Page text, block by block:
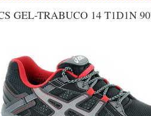
GEL-TRABUCO 14 T1D1N